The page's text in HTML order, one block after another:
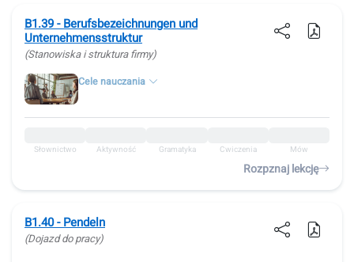
B1.39 - Berufsbezeichnungen und
Unternehmensstruktur
(Stanowiska i struktura firmy)
Cele nauczania
Słownictwo Aktywność Gramatyka Ćwiczenia Mów
Rozpznaj lekcję
B1.40 - Pendeln
(Dojazd do pracy)